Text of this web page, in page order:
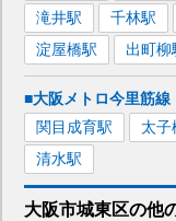
滝井駅 千林駅
淀屋橋駅 出町柳
■大阪メトロ今里筋線
関目成育駅 太子
清水駅
大阪市城東区の他